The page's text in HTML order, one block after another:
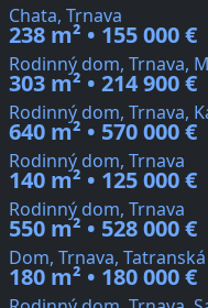
Chata, Trnava
238 m² • 155 000 €
Rodinný dom, Trnava,
303 m² • 214 900 €
Rodinný dom, Trnava,
640 m² • 570 000 €
Rodinný dom, Trnava
140 m² • 125 000 €
Rodinný dom, Trnava
550 m² • 528 000 €
Dom, Trnava, Tatranská
180 m² • 180 000 €